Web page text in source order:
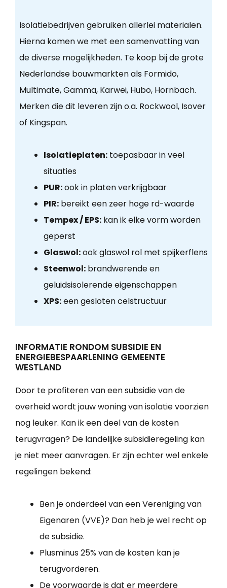
Isolatiebedrijven gebruiken allerlei materialen.
Hierna komen we met een samenvatting van
de diverse mogelijkheden. Te koop bij de grote
Nederlandse bouwmarkten als Formido,
Multimate, Gamma, Karwei, Hubo, Hornbach.
Merken die dit leveren zijn o.a. Rockwool, Isover
of Kingspan.
Isolatieplaten:toepasbaar in veel
situaties
PUR:ook in platen verkrijgbaar
PIR:bereikt een zeer hoge rd-waarde
Tempex / EPS:kan ik elke vorm worden
geperst
Glaswol:ook glaswol rol met spijkerflens
Steenwol:brandwerende en
geluidsisolerende eigenschappen
XPS:een gesloten celstructuur
INFORMATIE RONDOM SUBSIDIE EN
ENERGIEBESPAARLENING GEMEENTE
WESTLAND
Door te profiteren van een subsidie van de
overheid wordt jouw woning van isolatie voorzien
nog leuker. Kan ik een deel van de kosten
terugvragen? De landelijke subsidieregeling kan
je niet meer aanvragen. Er zijn echter wel enkele
regelingen bekend:
Ben je onderdeel van een Vereniging van
Eigenaren (VVE)? Dan heb je wel recht op
de subsidie.
Plusminus 25% van de kosten kan je
terugvorderen.
De voorwaarde is dat er meerdere